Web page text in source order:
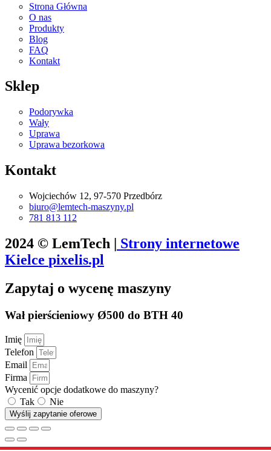
Strona Główna
O nas
Produkty
Blog
FAQ
Kontakt
Sklep
Podorywka
Wały
Uprawa
Uprawa bezorkowa
Kontakt
Wojciechów 12, 97-570 Przedbórz
biuro@lemtech-maszyny.pl
781 813 112
2024 © LemTech | Strony internetowe
Kielce pixelis.pl
Zapytaj o wycenę maszyny
Wał pierścieniowy Ø500 do BTH 40
Imię
Telefon
Email
Firma
Wycenić opcje dodatkowe do maszyny?
Tak
Nie
Wyślij zapytanie oferowe